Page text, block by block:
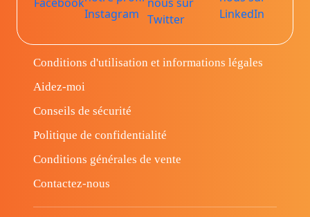
Conditions d'utilisation et informations légales
Aidez-moi
Conseils de sécurité
Politique de confidentialité
Conditions générales de vente
Contactez-nous